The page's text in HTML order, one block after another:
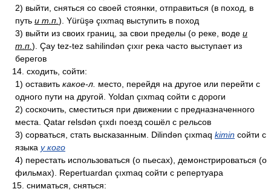
2) выйти, сняться со своей стоянки, отправиться (в поход, в
путь и т.п. ). Yürüşə çıxmaq выступить в поход
3) выйти из своих границ, за свои пределы (о реке, воде и
т.п. ). Çay tez-tez sahilindən çıxır река часто выступает из
берегов
14. сходить, сойти:
1) оставить какое-л. место, перейдя на другое или перейти с
одного пути на другой. Yoldan çıxmaq сойти с дороги
2) соскочить, сместиться при движении с предназначенного
места. Qatar relsdən çıxdı поезд сошёл с рельсов
3) сорваться, стать высказанным. Dilindən çıxmaq kimin сойти с
языка у кого
4) перестать использоваться (о пьесах), демонстрироваться (о
фильмах). Repertuardan çıxmaq сойти с репертуара
15. сниматься, сняться: